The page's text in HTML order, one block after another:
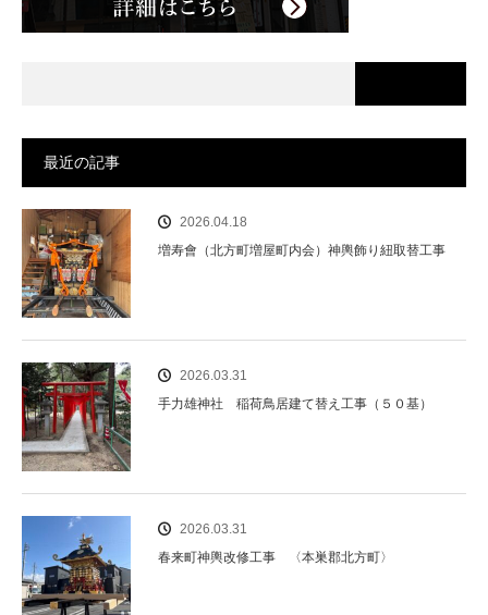
最近の記事
2026.04.18
増寿會（北方町増屋町内会）神輿飾り紐取替工事
2026.03.31
手力雄神社 稲荷鳥居建て替え工事（５０基）
2026.03.31
春来町神輿改修工事 〈本巣郡北方町〉